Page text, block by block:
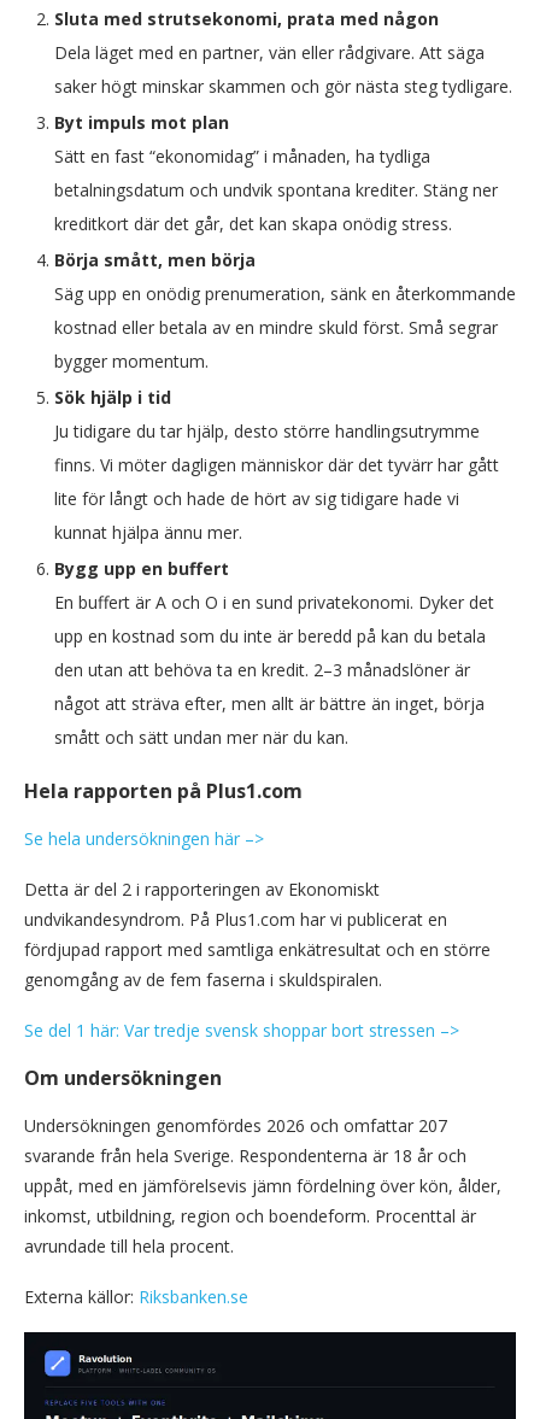
Sluta med strutsekonomi, prata med någon
Dela läget med en partner, vän eller rådgivare. Att säga
saker högt minskar skammen och gör nästa steg tydligare.
Byt impuls mot plan
Sätt en fast “ekonomidag” i månaden, ha tydliga
betalningsdatum och undvik spontana krediter. Stäng ner
kreditkort där det går, det kan skapa onödig stress.
Börja smått, men börja
Säg upp en onödig prenumeration, sänk en återkommande
kostnad eller betala av en mindre skuld först. Små segrar
bygger momentum.
Sök hjälp i tid
Ju tidigare du tar hjälp, desto större handlingsutrymme
finns. Vi möter dagligen människor där det tyvärr har gått
lite för långt och hade de hört av sig tidigare hade vi
kunnat hjälpa ännu mer.
Bygg upp en buffert
En buffert är A och O i en sund privatekonomi. Dyker det
upp en kostnad som du inte är beredd på kan du betala
den utan att behöva ta en kredit. 2–3 månadslöner är
något att sträva efter, men allt är bättre än inget, börja
smått och sätt undan mer när du kan.
Hela rapporten på Plus1.com
Se hela undersökningen här –>
Detta är del 2 i rapporteringen av Ekonomiskt
undvikandesyndrom. På Plus1.com har vi publicerat en
fördjupad rapport med samtliga enkätresultat och en större
genomgång av de fem faserna i skuldspiralen.
Se del 1 här: Var tredje svensk shoppar bort stressen –>
Om undersökningen
Undersökningen genomfördes 2026 och omfattar 207
svarande från hela Sverige. Respondenterna är 18 år och
uppåt, med en jämförelsevis jämn fördelning över kön, ålder,
inkomst, utbildning, region och boendeform. Procenttal är
avrundade till hela procent.
Externa källor: Riksbanken.se